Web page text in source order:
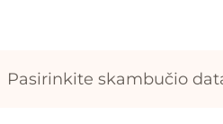
Pasirinkite skambučio